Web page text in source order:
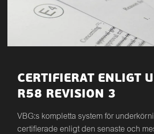
CERTIFIERAT ENLIGT
R58 REVISION 3
VBG:s kompletta system för
certifierade enligt den senaste och